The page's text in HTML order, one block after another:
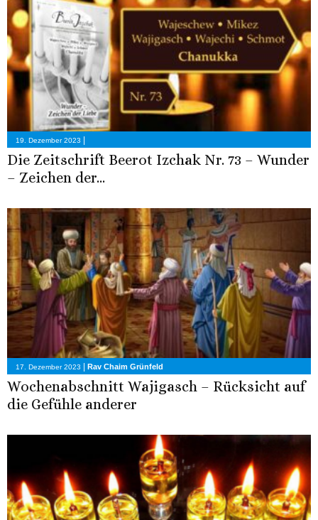
19. Dezember 2023 |
Die Zeitschrift Beerot Izchak Nr. 73 – Wunder
– Zeichen der...
17. Dezember 2023 Rav Chaim Grünfeld
Wochenabschnitt Wajigasch – Rücksicht auf
die Gefühle anderer